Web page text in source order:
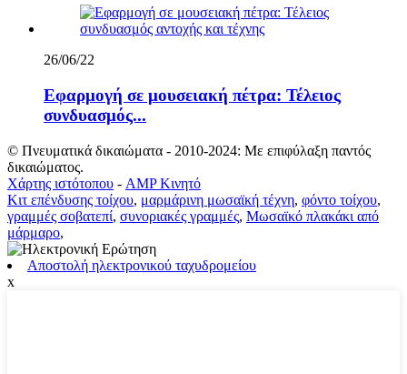
26/06/22
Εφαρμογή σε μουσειακή πέτρα: Τέλειος
συνδυασμός...
© Πνευματικά δικαιώματα - 2010-2024: Με επιφύλαξη παντός
δικαιώματος.
Χάρτης ιστότοπου - AMP Κινητό
Κιτ επένδυσης τοίχου, μαρμάρινη μωσαϊκή τέχνη, φόντο τοίχου,
γραμμές σοβατεπί, συνοριακές γραμμές, Μωσαϊκό πλακάκι από
μάρμαρο,
Αποστολή ηλεκτρονικού ταχυδρομείου
x